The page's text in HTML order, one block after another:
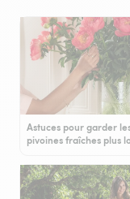
Astuces pour garder
pivoines fraîches plus